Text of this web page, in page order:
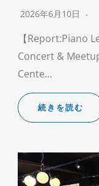
2026年6月10日
【Report:Piano
Concert &
Cente…
続きを読む